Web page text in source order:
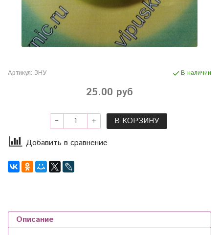
Артикул: ЗНУ В наличии
25.00 руб
В КОРЗИНУ
Добавить в сравнение
Описание